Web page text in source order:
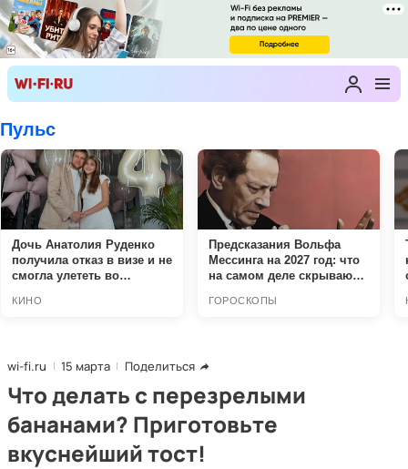
wi-fi.ru 15 марта Поделиться
Что делать с перезрелыми
бананами? Приготовьте
вкуснейший тост!